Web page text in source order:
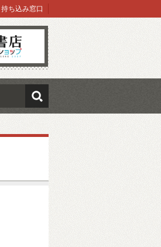
持ち込み窓口
検索